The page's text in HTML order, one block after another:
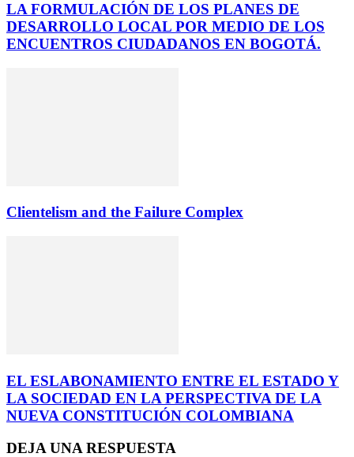
LA FORMULACIÓN DE LOS PLANES DE
DESARROLLO LOCAL POR MEDIO DE LOS
ENCUENTROS CIUDADANOS EN BOGOTÁ.
Clientelism and the Failure Complex
EL ESLABONAMIENTO ENTRE EL ESTADO Y
LA SOCIEDAD EN LA PERSPECTIVA DE LA
NUEVA CONSTITUCIÓN COLOMBIANA
DEJA UNA RESPUESTA